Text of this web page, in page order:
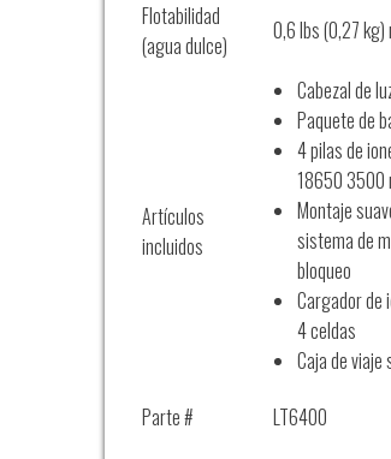
Flotabilidad
(agua dulce)
0,6 lbs (0,27 kg)
Artículos
incluidos
Cabezal de
Paquete de
4 pilas de
18650 3500
Montaje
sistema de
bloqueo
Cargador de
4 celdas
Caja de viaje
Parte #
LT6400